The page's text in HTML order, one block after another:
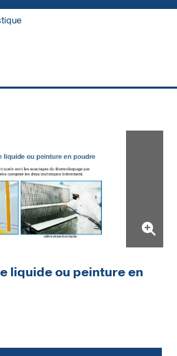
liquide ou peinture en